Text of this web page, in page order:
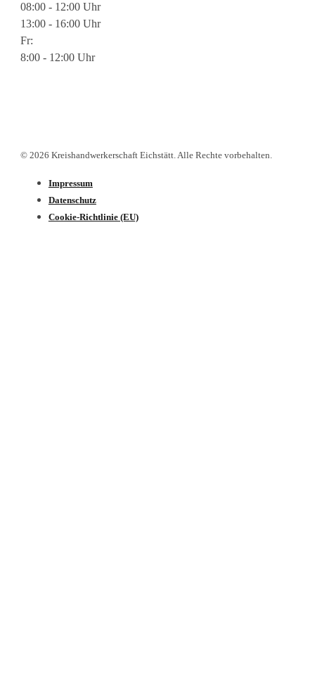
08:00 - 12:00 Uhr
13:00 - 16:00 Uhr
Fr:
8:00 - 12:00 Uhr
© 2026 Kreishandwerkerschaft Eichstätt. Alle Rechte vorbehalten.
Impressum
Datenschutz­
Cookie-Richtlinie (EU)